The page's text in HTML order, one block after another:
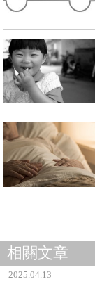
相關文章
2025.04.13